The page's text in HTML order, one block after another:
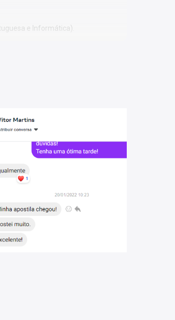
e Informática).
conforme o referencial adotado
Federal - 2026: